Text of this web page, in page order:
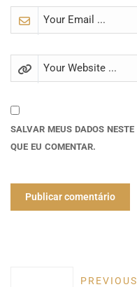
SALVAR MEUS DADOS
QUE EU COMENTAR.